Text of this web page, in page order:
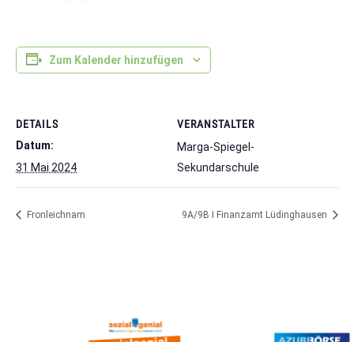
Zum Kalender hinzufügen
DETAILS
Datum:
31 Mai 2024
VERANSTALTER
Marga-Spiegel-
Sekundarschule
Fronleichnam 9A/9B I Finanzamt Lüdinghausen